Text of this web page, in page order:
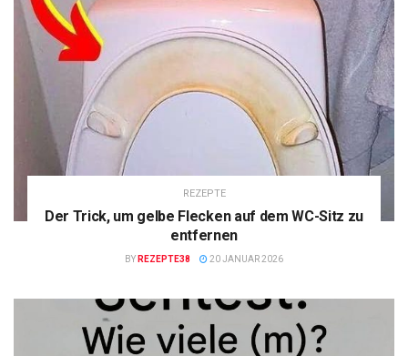
REZEPTE
Der Trick, um gelbe Flecken auf dem WC-Sitz zu
entfernen
BY REZEPTE38 20 JANUAR 2026